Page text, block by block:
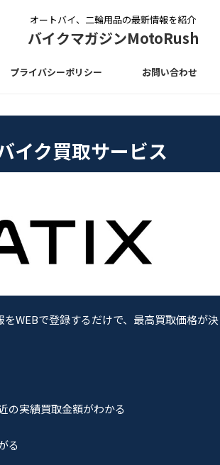
オートバイ、二輪用品の最新情報を紹介
バイクマガジンMotoRush
プライバシーポリシー お問い合わせ
イク買取サービス
WEBで登録するだけで、最高買取価格が決
の実績買取金額がわかる
る